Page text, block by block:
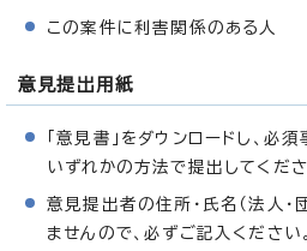
この案件に利害関係のある人
意見提出用紙
「意見書」をダウンロードし、必
いずれかの方法で提出してくださ
意見提出者の住所・氏名（法人・
ませんので、必ずご記入ください。